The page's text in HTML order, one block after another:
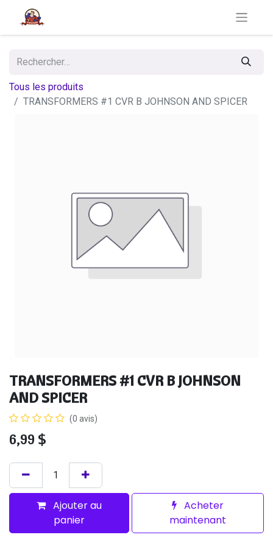
Tous les produits
TRANSFORMERS #1 CVR B JOHNSON AND SPICER
TRANSFORMERS #1 CVR B JOHNSON
AND SPICER
(0 avis)
6,99 $
Ajouter au
panier
Acheter
maintenant